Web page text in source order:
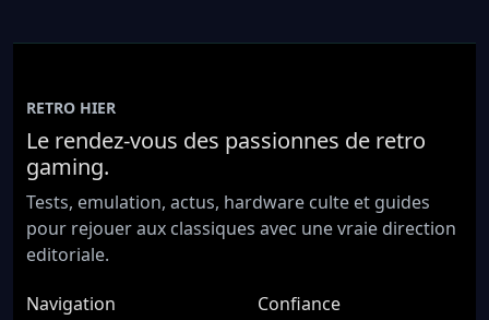
RETRO HIER
Le rendez-vous des passionnes de retro
gaming.
Tests, emulation, actus, hardware culte et guides
pour rejouer aux classiques avec une vraie direction
editoriale.
Navigation Confiance